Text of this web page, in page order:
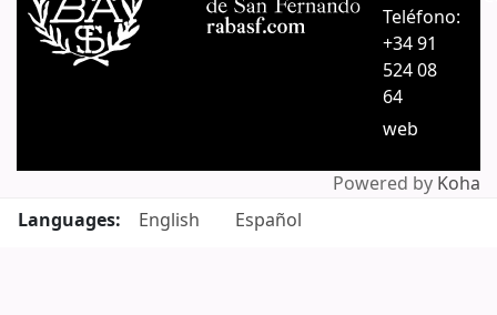
Teléfono:
+34 91
524 08
64
web
Powered by Koha
Languages:
English Español